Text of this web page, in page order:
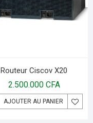
Routeur Ciscov X20
2.500.000 CFA
AJOUTER AU PANIER